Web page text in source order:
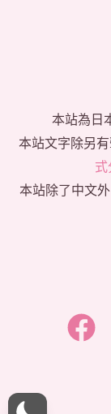
本站為日
本站文字除另
本站除了中文